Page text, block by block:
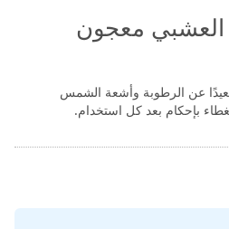
معجون
عن الرطوبة وأشعة الشمس
بإحكام بعد كل استخدام.